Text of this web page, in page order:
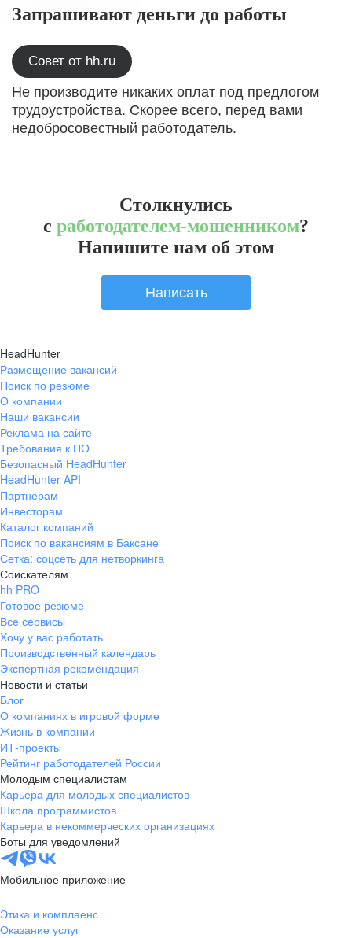
Запрашивают деньги до работы
Совет от hh.ru
Не производите никаких оплат под предлогом
трудоустройства. Скорее всего, перед вами
недобросовестный работодатель.
Столкнулись
с работодателем-мошенником?
Напишите нам об этом
Написать
HeadHunter
Размещение вакансий
Поиск по резюме
О компании
Наши вакансии
Реклама на сайте
Требования к ПО
Безопасный HeadHunter
HeadHunter API
Партнерам
Инвесторам
Каталог компаний
Поиск по вакансиям в Баксане
Сетка: соцсеть для нетворкинга
Соискателям
hh PRO
Готовое резюме
Все сервисы
Хочу у вас работать
Производственный календарь
Экспертная рекомендация
Новости и статьи
Блог
О компаниях в игровой форме
Жизнь в компании
ИТ-проекты
Рейтинг работодателей России
Молодым специалистам
Карьера для молодых специалистов
Школа программистов
Карьера в некоммерческих организациях
Боты для уведомлений
Мобильное приложение
Этика и комплаенс
Оказание услуг